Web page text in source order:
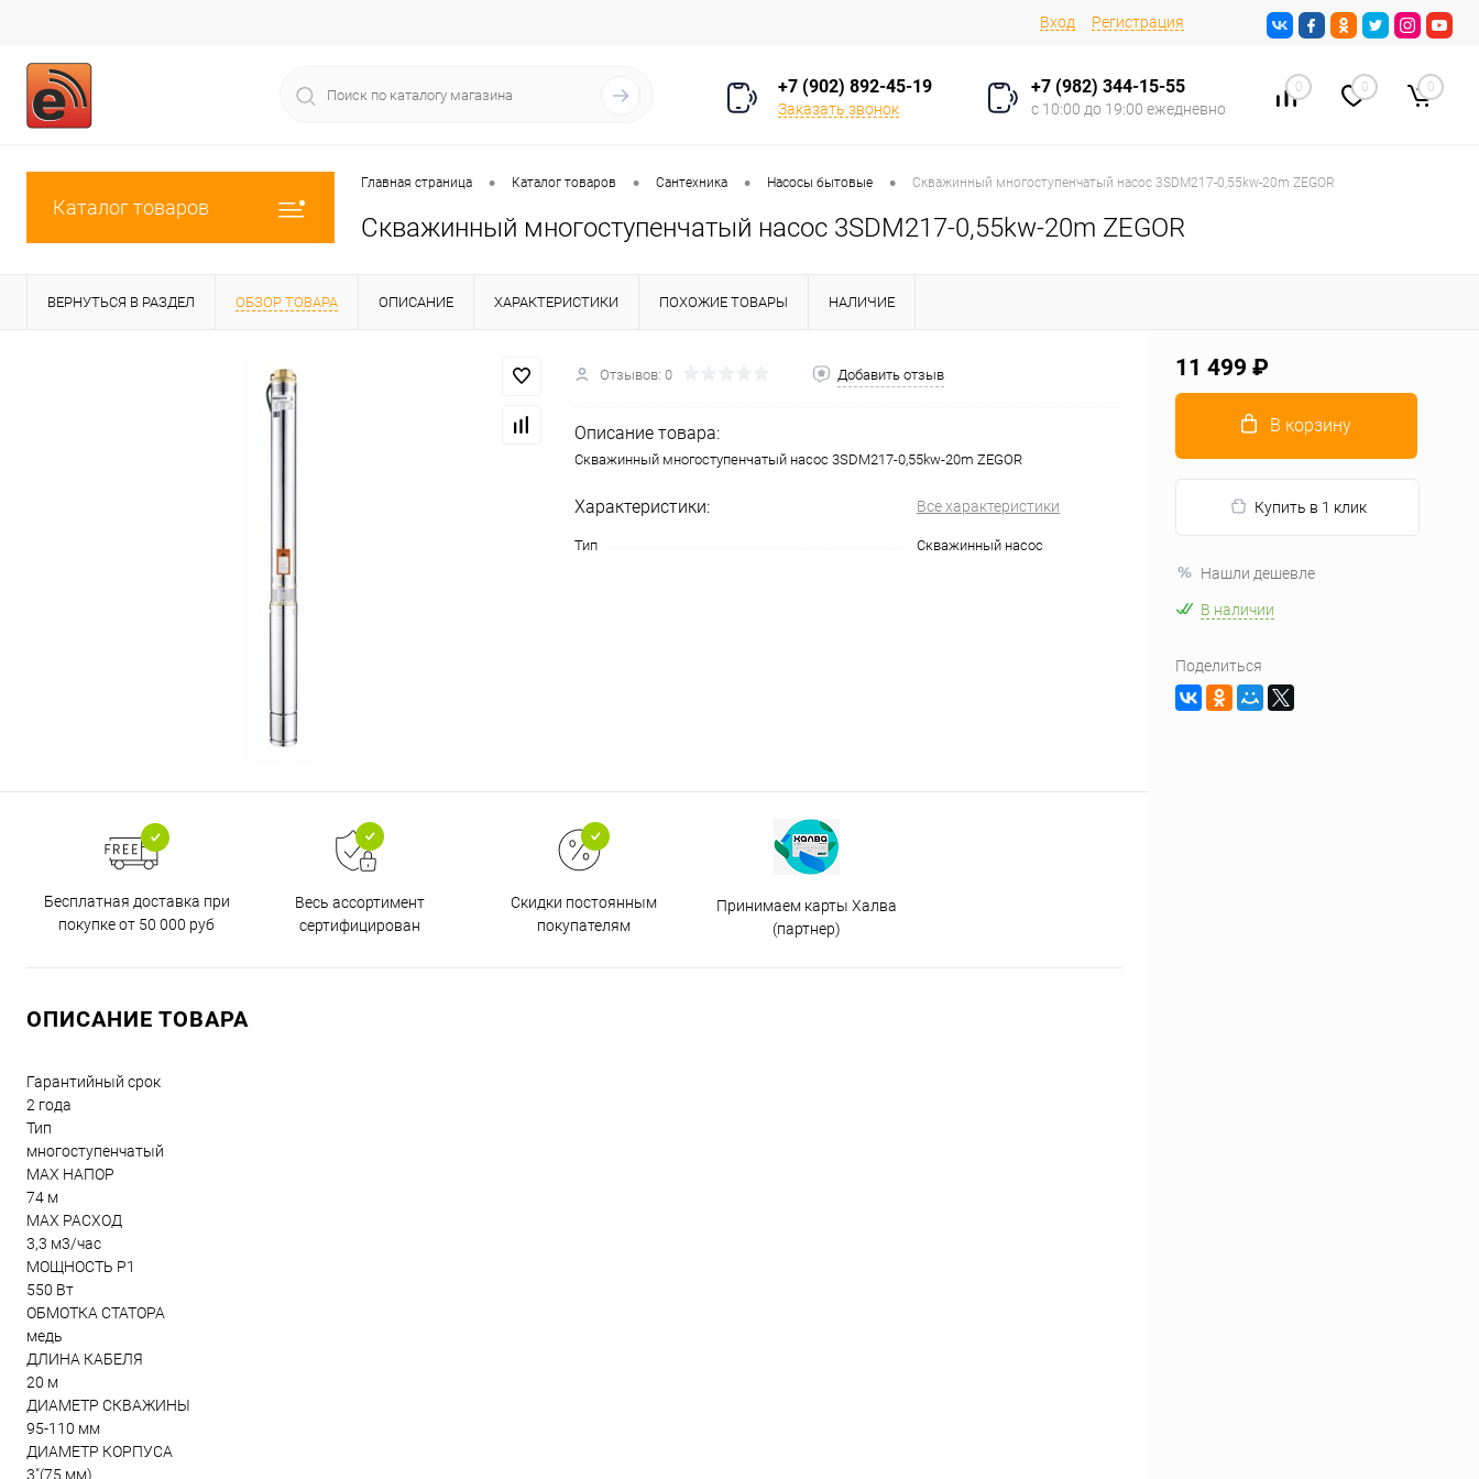
Вход Регистрация
+7 (902) 892-45-19
Заказать звонок
+7 (982) 344-15-55
с 10:00 до 19:00 ежедневно
0 0 0
Каталог товаров
Главная страница • Каталог товаров • Сантехника • Насосы бытовые • Скважинный многоступенчатый насос 3SDM217-0,55kw-20m ZEGOR
Скважинный многоступенчатый насос 3SDM217-0,55kw-20m ZEGOR
ВЕРНУТЬСЯ В РАЗДЕЛ ОБЗОР ТОВАРА ОПИСАНИЕ ХАРАКТЕРИСТИКИ ПОХОЖИЕ ТОВАРЫ НАЛИЧИЕ
Отзывов: 0 Добавить отзыв
Описание товара:
Скважинный многоступенчатый насос 3SDM217-0,55kw-20m ZEGOR
Характеристики: Все характеристики
Тип Скважинный насос
Бесплатная доставка при
покупке от 50 000 руб
Весь ассортимент
сертифицирован
Скидки постоянным
покупателям
Принимаем карты Халва
(партнер)
ОПИСАНИЕ ТОВАРА
Гарантийный срок
2 года
Тип
многоступенчатый
MAX НАПОР
74 м
MAX РАСХОД
3,3 м3/час
МОЩНОСТЬ Р1
550 Bт
ОБМОТКА СТАТОРА
медь
ДЛИНА КАБЕЛЯ
20 м
ДИАМЕТР СКВАЖИНЫ
95-110 мм
ДИАМЕТР КОРПУСА
3"(75 мм)
11 499 ₽
В корзину
Купить в 1 клик
Нашли дешевле
В наличии
Поделиться